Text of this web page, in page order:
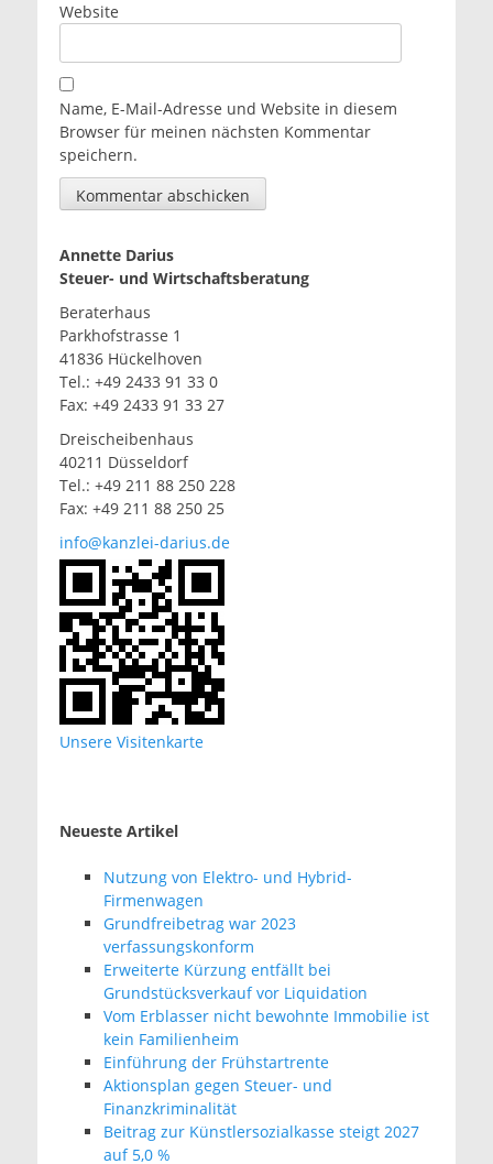
Website
Name, E-Mail-Adresse und Website in diesem
Browser für meinen nächsten Kommentar
speichern.
Annette Darius
Steuer- und Wirtschaftsberatung
Beraterhaus
Parkhofstrasse 1
41836 Hückelhoven
Tel.: +49 2433 91 33 0
Fax: +49 2433 91 33 27
Dreischeibenhaus
40211 Düsseldorf
Tel.: +49 211 88 250 228
Fax: +49 211 88 250 25
info@kanzlei-darius.de
Unsere Visitenkarte
Neueste Artikel
Nutzung von Elektro- und Hybrid-
Firmenwagen
Grundfreibetrag war 2023
verfassungskonform
Erweiterte Kürzung entfällt bei
Grundstücksverkauf vor Liquidation
Vom Erblasser nicht bewohnte Immobilie ist
kein Familienheim
Einführung der Frühstartrente
Aktionsplan gegen Steuer- und
Finanzkriminalität
Beitrag zur Künstlersozialkasse steigt 2027
auf 5,0 %